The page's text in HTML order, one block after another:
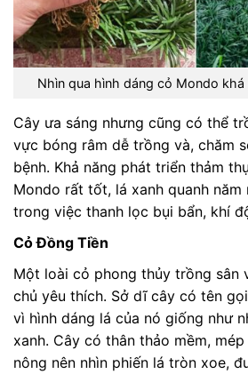
Nhìn qua hình dáng cỏ Mondo
Cây ưa sáng nhưng cũng có thể
vực bóng râm dễ trồng và, chăm
bệnh. Khả năng phát triển thảm
Mondo rất tốt, lá xanh quanh năm
trong việc thanh lọc bụi bẩn, khí
Cỏ Đồng Tiền
Một loài cỏ phong thủy trồng sân
chủ yêu thích. Sở dĩ cây có tên
vì hình dáng lá của nó giống như
xanh. Cây có thân thảo mềm,
nông nên nhìn phiến lá tròn xoe,